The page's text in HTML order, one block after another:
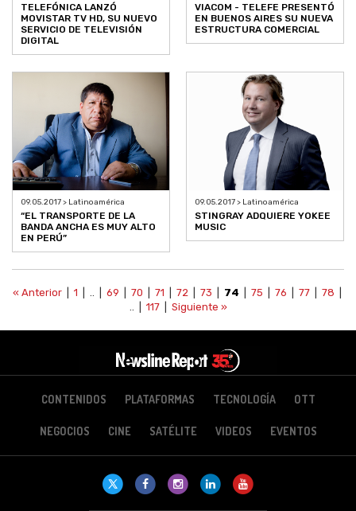
TELEFÓNICA LANZÓ
MOVISTAR TV HD, SU NUEVO
SERVICIO DE TELEVISIÓN
DIGITAL
VIACOM - TELEFE PRESENTÓ
EN BUENOS AIRES SU NUEVA
ESTRUCTURA COMERCIAL
09.05.2017 > Latinoamérica
“EL TRANSPORTE DE LA
BANDA ANCHA ES MUY ALTO
EN PERÚ”
09.05.2017 > Latinoamérica
STINGRAY ADQUIERE YOKEE
MUSIC
« Anterior| 1 69 70 71 72 73 74 75 76 77| 78
117| Siguiente »
CONTENIDOS PLATAFORMAS TECNOLOGÍA OTT
NEGOCIOS CINE SATÉLITE VIDEOS EVENTOS